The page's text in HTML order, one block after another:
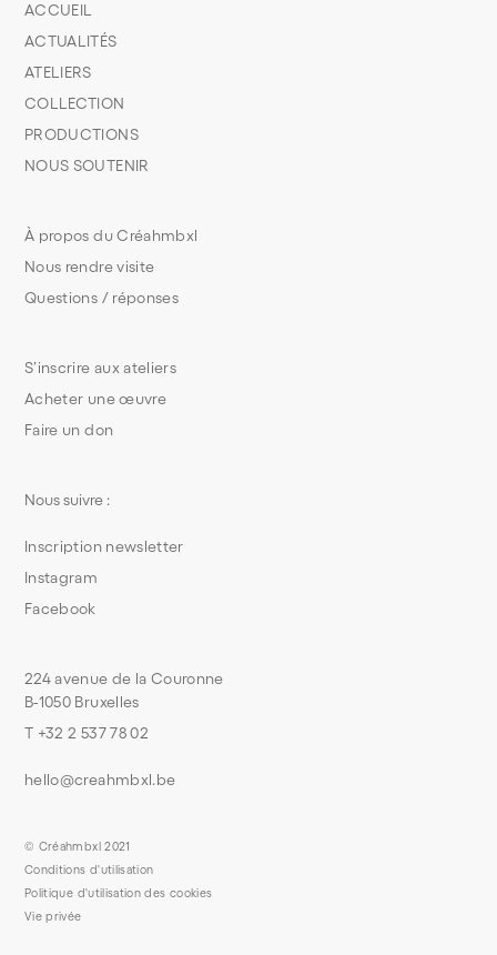
S’inscrire aux ateliers
Acheter une œuvre
Faire un don
À propos du Créahmbxl
Nous rendre visite
Questions / réponses
ACCUEIL
ACTUALITÉS
ATELIERS
COLLECTION
PRODUCTIONS
NOUS SOUTENIR
224 avenue de la Couronne
B-1050 Bruxelles
T +32 2 537 78 02
hello@creahmbxl.be
Nous suivre :
Inscription newsletter
Instagram
Facebook
© Créahmbxl 2021
Conditions d'utilisation
Politique d'utilisation des cookies
Vie privée